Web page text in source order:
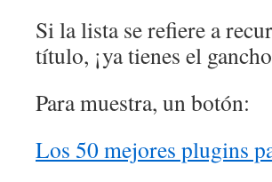
Si la lista se refiere a
título, ¡ya tienes el
Para muestra, un botón:
Los 50 mejores plugins